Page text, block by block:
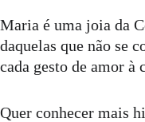
Maria é uma joia da
daquelas que não se
cada gesto de amor à
Quer conhecer mais